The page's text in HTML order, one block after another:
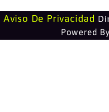
Aviso De Privacidad
Powered By